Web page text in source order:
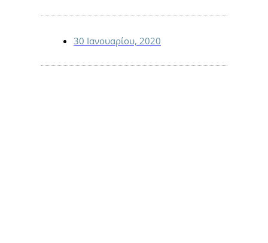
30 Ιανουαρίου, 2020